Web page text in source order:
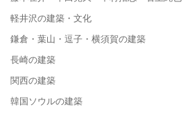
軽井沢の建築・文化
鎌倉・葉山・逗子・横須賀の建築
長崎の建築
関西の建築
韓国ソウルの建築